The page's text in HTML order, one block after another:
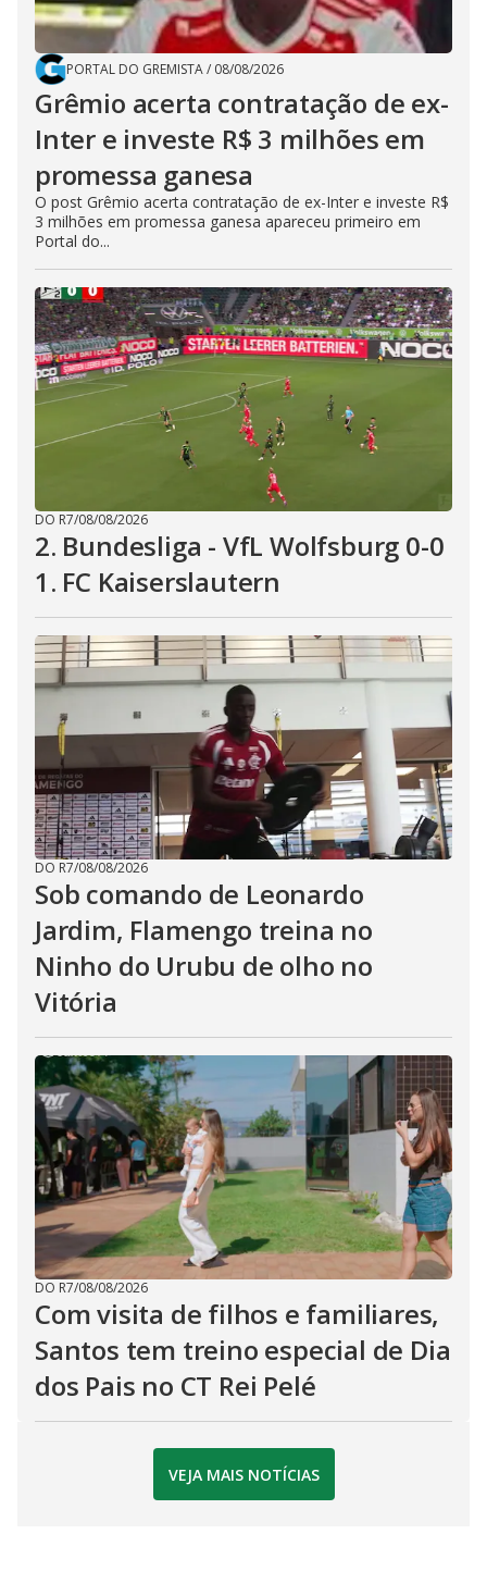
PORTAL DO GREMISTA/ 08/08/2026
Grêmio acerta contratação de ex-
Inter e investe R$ 3 milhões em
promessa ganesa
O post Grêmio acerta contratação de ex-Inter e investe R$
3 milhões em promessa ganesa apareceu primeiro em
Portal do...
DO R7/08/08/2026
2. Bundesliga - VfL Wolfsburg 0-0
1. FC Kaiserslautern
DO R7/08/08/2026
Sob comando de Leonardo
Jardim, Flamengo treina no
Ninho do Urubu de olho no
Vitória
DO R7/08/08/2026
Com visita de filhos e familiares,
Santos tem treino especial de Dia
dos Pais no CT Rei Pelé
VEJA MAIS NOTÍCIAS